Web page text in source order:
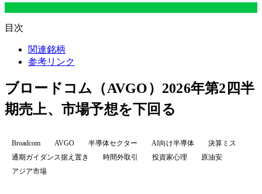
目次
関連銘柄
参考リンク
ブロードコム（AVGO）2026年第2四半
期売上、市場予想を下回る
Broadcom AVGO 半導体セクター AI向け半導体
決算ミス
通期ガイダンス据え置き
時間外取引 投資家心理
原油安
アジア市場